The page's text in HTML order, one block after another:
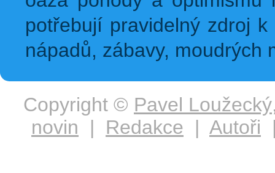
potřebují pravidelný zdroj
nápadů, zábavy, moudrých
Copyright © Pavel Loužecký
novin | Redakce | Autoři